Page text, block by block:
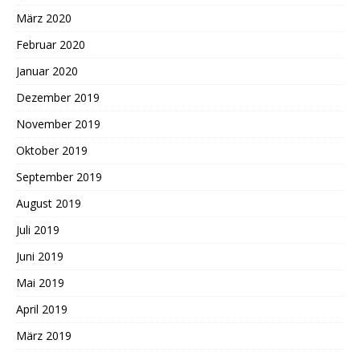
März 2020
Februar 2020
Januar 2020
Dezember 2019
November 2019
Oktober 2019
September 2019
August 2019
Juli 2019
Juni 2019
Mai 2019
April 2019
März 2019